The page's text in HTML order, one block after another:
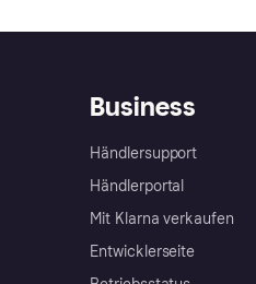
Business
Händlersupport
Händlerportal
Mit Klarna verkaufen
Entwicklerseite